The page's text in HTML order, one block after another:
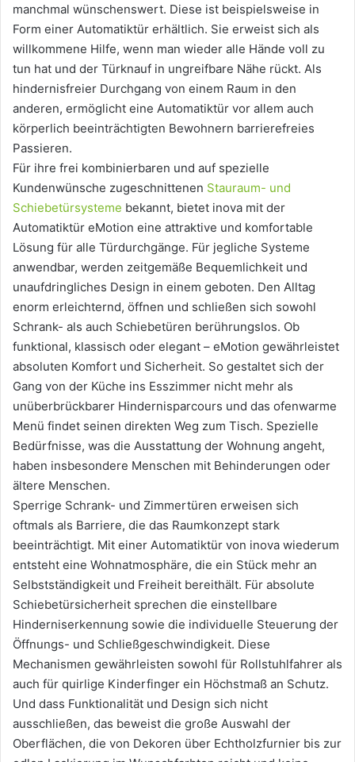
manchmal wünschenswert. Diese ist beispielsweise in
Form einer Automatiktür erhältlich. Sie erweist sich als
willkommene Hilfe, wenn man wieder alle Hände voll zu
tun hat und der Türknauf in ungreifbare Nähe rückt. Als
hindernisfreier Durchgang von einem Raum in den
anderen, ermöglicht eine Automatiktür vor allem auch
körperlich beeinträchtigten Bewohnern barrierefreies
Passieren.
Für ihre frei kombinierbaren und auf spezielle
Kundenwünsche zugeschnittenen Stauraum- und
Schiebetürsysteme bekannt, bietet inova mit der
Automatiktür eMotion eine attraktive und komfortable
Lösung für alle Türdurchgänge. Für jegliche Systeme
anwendbar, werden zeitgemäße Bequemlichkeit und
unaufdringliches Design in einem geboten. Den Alltag
enorm erleichternd, öffnen und schließen sich sowohl
Schrank- als auch Schiebetüren berührungslos. Ob
funktional, klassisch oder elegant – eMotion gewährleistet
absoluten Komfort und Sicherheit. So gestaltet sich der
Gang von der Küche ins Esszimmer nicht mehr als
unüberbrückbarer Hindernisparcours und das ofenwarme
Menü findet seinen direkten Weg zum Tisch. Spezielle
Bedürfnisse, was die Ausstattung der Wohnung angeht,
haben insbesondere Menschen mit Behinderungen oder
ältere Menschen.
Sperrige Schrank- und Zimmertüren erweisen sich
oftmals als Barriere, die das Raumkonzept stark
beeinträchtigt. Mit einer Automatiktür von inova wiederum
entsteht eine Wohnatmosphäre, die ein Stück mehr an
Selbstständigkeit und Freiheit bereithält. Für absolute
Schiebetürsicherheit sprechen die einstellbare
Hinderniserkennung sowie die individuelle Steuerung der
Öffnungs- und Schließgeschwindigkeit. Diese
Mechanismen gewährleisten sowohl für Rollstuhlfahrer als
auch für quirlige Kinderfinger ein Höchstmaß an Schutz.
Und dass Funktionalität und Design sich nicht
ausschließen, das beweist die große Auswahl der
Oberflächen, die von Dekoren über Echtholzfurnier bis zur